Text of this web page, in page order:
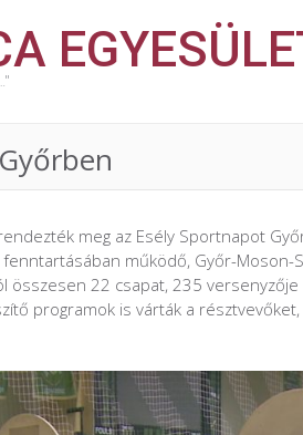
meg az Esély Sportnapot
működő, Győr-
összesen 22 csapat, 235
programok is várták a résztvevőket,